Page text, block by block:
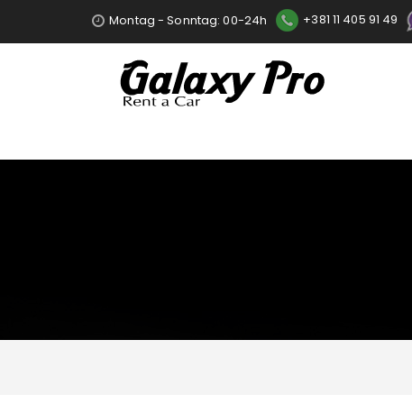
Color
Montag - Sonntag: 00-24h +381 11 405 91 49